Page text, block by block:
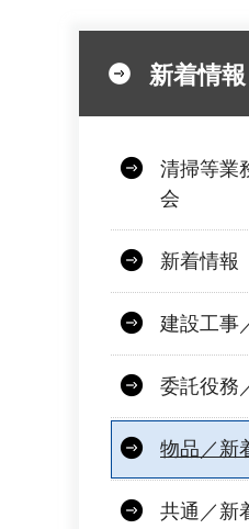
新着情
清掃等業
会
新着情報
建設工事
委託役務
物品／新
共通／新